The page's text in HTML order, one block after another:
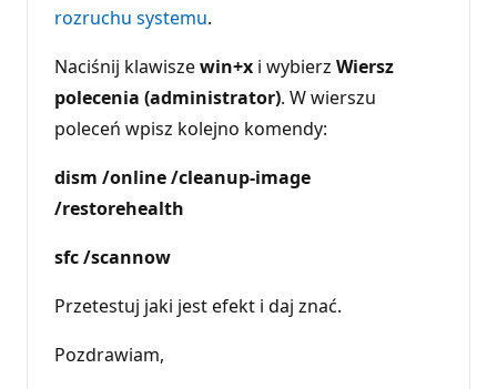
rozruchu systemu.
Naciśnij klawiszewin+x i wybierz Wiersz
polecenia (administrator). W wierszu
poleceń wpisz kolejno komendy:
dism /online /cleanup-image
/restorehealth
sfc /scannow
Przetestuj jaki jest efekt i daj znać.
Pozdrawiam,